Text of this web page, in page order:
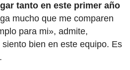
tanto en este primer año
mucho que me comparen
para mi», admite,
bien en este equipo. Es